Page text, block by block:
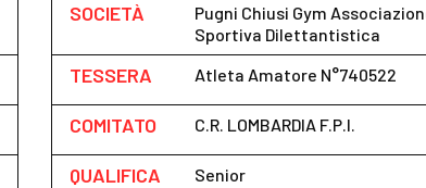
SOCIETÀ
Pugni Chiusi Gym
Sportiva Dilettantistica
TESSERA Atleta Amatore N°740522
COMITATO C.R. LOMBARDIA F.P.I.
QUALIFICA Senior